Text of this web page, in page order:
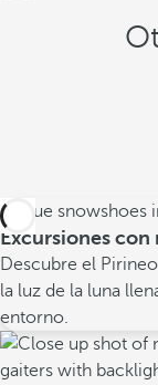
Excursiones con
Descubre el
la luz de la luna
entorno.